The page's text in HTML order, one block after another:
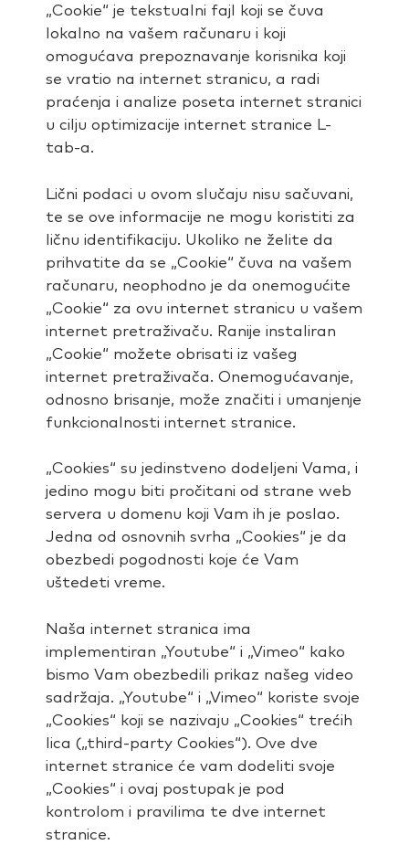
„Cookie“ je tekstualni fajl koji se čuva
lokalno na vašem računaru i koji
omogućava prepoznavanje korisnika koji
se vratio na internet stranicu, a radi
praćenja i analize poseta internet stranici
u cilju optimizacije internet stranice L-
tab-a.
Lični podaci u ovom slučaju nisu sačuvani,
te se ove informacije ne mogu koristiti za
ličnu identifikaciju. Ukoliko ne želite da
prihvatite da se „Cookie“ čuva na vašem
računaru, neophodno je da onemogućite
„Cookie“ za ovu internet stranicu u vašem
internet pretraživaču. Ranije instaliran
„Cookie“ možete obrisati iz vašeg
internet pretraživača. Onemogućavanje,
odnosno brisanje, može značiti i umanjenje
funkcionalnosti internet stranice.
„Cookies“ su jedinstveno dodeljeni Vama, i
jedino mogu biti pročitani od strane web
servera u domenu koji Vam ih je poslao.
Jedna od osnovnih svrha „Cookies“ je da
obezbedi pogodnosti koje će Vam
uštedeti vreme.
Naša internet stranica ima
implementiran „Youtube“ i „Vimeo“ kako
bismo Vam obezbedili prikaz našeg video
sadržaja. „Youtube“ i „Vimeo“ koriste svoje
„Cookies“ koji se nazivaju „Cookies“ trećih
lica („third-party Cookies“). Ove dve
internet stranice će vam dodeliti svoje
„Cookies“ i ovaj postupak je pod
kontrolom i pravilima te dve internet
stranice.